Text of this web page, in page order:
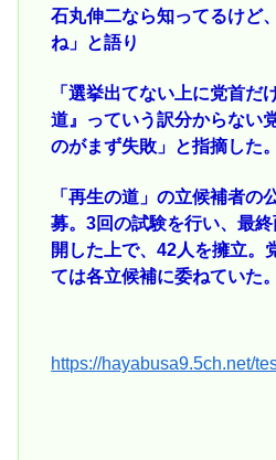
石丸伸二なら知ってるけど
ね」と語り
「選挙出てない上に党首だ
道』っていう訳分からない
のがまず失敗」と指摘した。
「再生の道」の立候補者の
募。3回の試験を行い、最
開した上で、42人を擁立。
ては各立候補に委ねていた。
https://hayabusa9.5ch.net/